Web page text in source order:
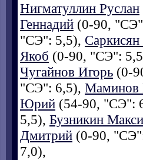
Нигматуллин Руслан
Геннадий (0-90,
"СЭ": 5,5),
Якоб (0-90, "СЭ":
Чугайнов Игорь (0-
"СЭ": 6,5), Маминов
Юрий (54-90, "СЭ":
5,5), Бузникин
Дмитрий (0-90,
7,0),